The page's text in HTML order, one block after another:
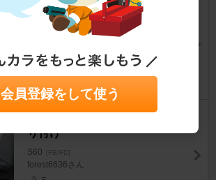
バッテリー交換
[FB/FD]
時の旅人2さん
3
ユピテル Z２４０Cｓｄ 取
り付け
S60 [FB/FD]
forest6636さん
会員登録をして使う